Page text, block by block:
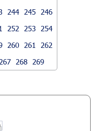
244 245
246
252 253
254
260 261
262
267 268 269